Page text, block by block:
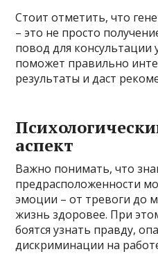
Стоит отметить, что
– это не просто
повод для консультации
поможет правильно
результаты и даст
аспект
Важно понимать, что
предрасположенности
эмоции – от тревоги до
жизнь здоровее. При
боятся узнать правду,
дискриминации на